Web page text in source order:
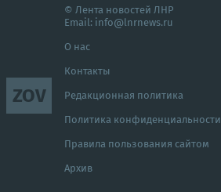
ZOV
© Лента новостей ЛНР
Email: info@lnrnews.ru
О нас
Контакты
Редакционная политика
Политика конфиденциальности
Правила пользования сайтом
Архив